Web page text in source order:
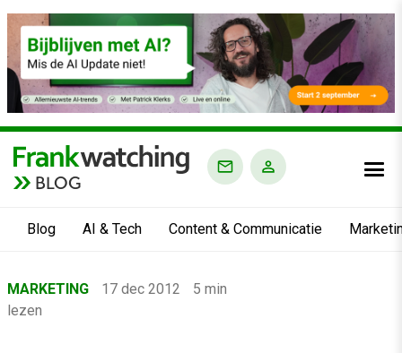
BLOG
Blog AI & Tech Content & Communicatie
›MARKETING 17 dec 2012
5 min
lezen